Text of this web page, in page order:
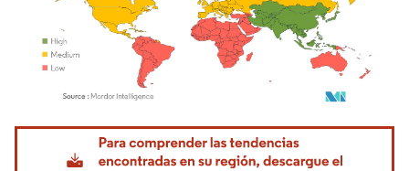
Imagen © Mordor Intelligence. El uso requiere atribución según CC BY 4.0.